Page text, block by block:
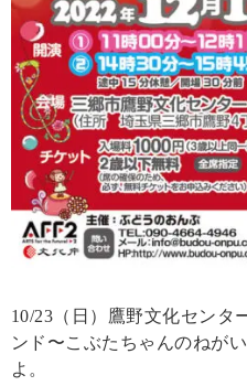
10/23（日）鷹野文化センタ
ンド〜こぶたちゃんのねが
よ。